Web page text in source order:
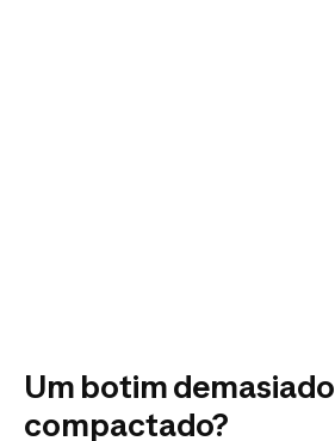
Um botim demasiado
compactado?